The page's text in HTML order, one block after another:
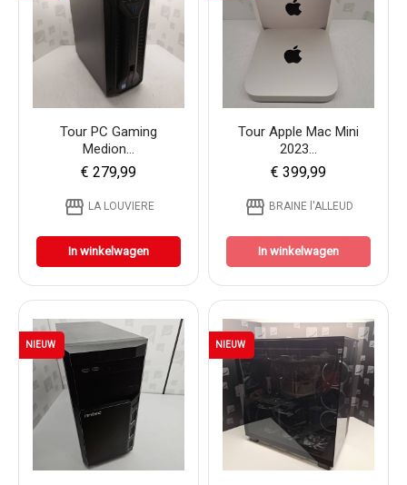
Tour PC Gaming
Medion...
€ 279,99
storefront LA LOUVIERE
In winkelwagen
Tour Apple Mac Mini
2023...
€ 399,99
storefront BRAINE l'ALLEUD
In winkelwagen
NIEUW NIEUW